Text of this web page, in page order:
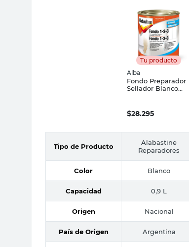
Tu producto
Alba
Fondo Preparador
Sellador Blanco
$28.295
Tipo de Producto
Alabastine
Reparadores
Color Blanco
Capacidad 0,9 L
Origen Nacional
País de Origen Argentina